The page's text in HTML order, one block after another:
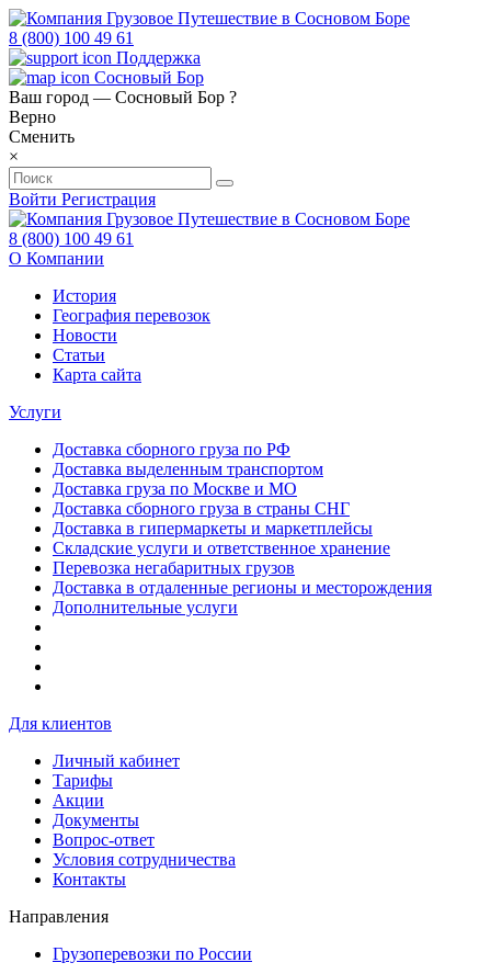
8 (800) 100 49 61
Поддержка
Сосновый Бор
Ваш город — Сосновый Бор ?
Верно
Сменить
×
Войти Регистрация
8 (800) 100 49 61
О Компании
История
География перевозок
Новости
Статьи
Карта сайта
Услуги
Доставка сборного груза по РФ
Доставка выделенным транспортом
Доставка груза по Москве и МО
Доставка сборного груза в страны СНГ
Доставка в гипермаркеты и маркетплейсы
Складские услуги и ответственное хранение
Перевозка негабаритных грузов
Доставка в отдаленные регионы и месторождения
Дополнительные услуги
Для клиентов
Личный кабинет
Тарифы
Акции
Документы
Вопрос-ответ
Условия сотрудничества
Контакты
Направления
Грузоперевозки по России